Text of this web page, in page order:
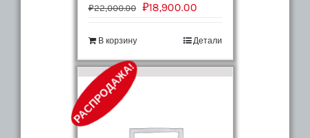
₽22,000.00 ₽18,900.00
В корзину Детали
РАСПРОДАЖА!